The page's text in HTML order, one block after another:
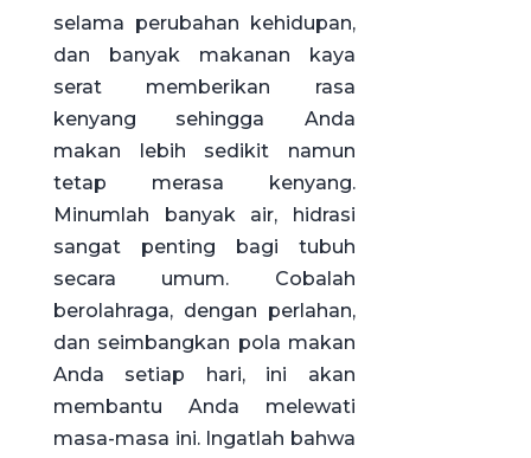
selama perubahan kehidupan,
dan banyak makanan kaya
serat memberikan rasa
kenyang sehingga Anda
makan lebih sedikit namun
tetap merasa kenyang.
Minumlah banyak air, hidrasi
sangat penting bagi tubuh
secara umum. Cobalah
berolahraga, dengan perlahan,
dan seimbangkan pola makan
Anda setiap hari, ini akan
membantu Anda melewati
masa-masa ini. Ingatlah bahwa